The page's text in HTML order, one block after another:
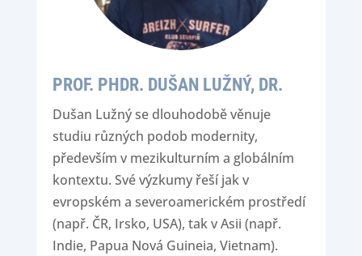
PROF. PHDR. DUŠAN LUŽNÝ, DR.
Dušan Lužný se dlouhodobě věnuje
studiu různých podob modernity,
především v mezikulturním a globálním
kontextu. Své výzkumy řeší jak v
evropském a severoamerickém prostředí
(např. ČR, Irsko, USA), tak v Asii (např.
Indie, Papua Nová Guineia, Vietnam).